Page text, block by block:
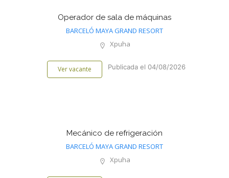
Operador de sala de máquinas
BARCELÓ MAYA GRAND RESORT
Xpuha
Ver vacante Publicada el 04/08/2026
Mecánico de refrigeración
BARCELÓ MAYA GRAND RESORT
Xpuha